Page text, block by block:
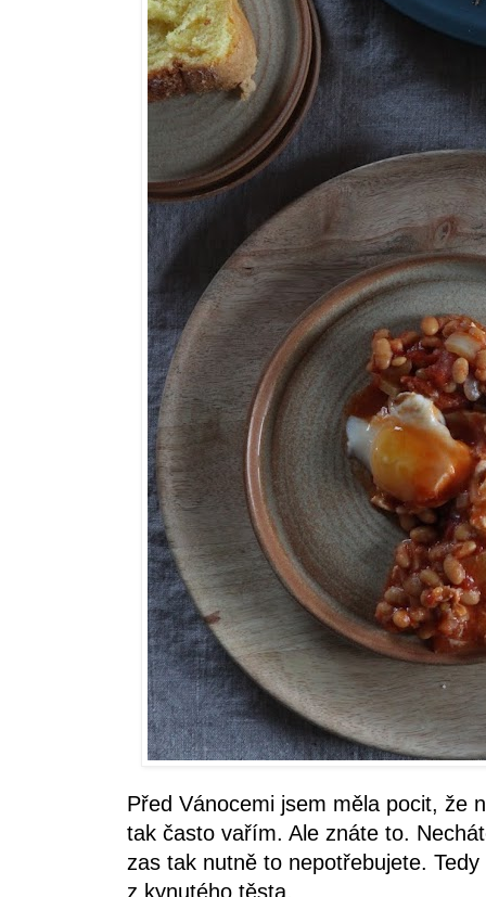
Před Vánocemi jsem měla pocit, že
tak často vařím. Ale znáte to.
zas tak nutně to nepotřebujete.
z kynutého těsta.